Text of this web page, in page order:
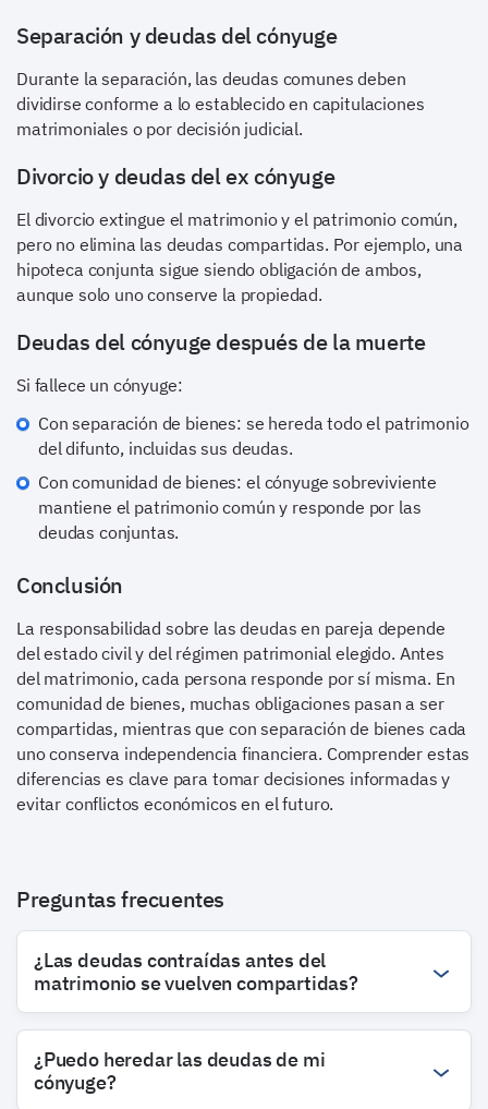
Separación y deudas del cónyuge
Durante la separación, las deudas comunes deben
dividirse conforme a lo establecido en capitulaciones
matrimoniales o por decisión judicial.
Divorcio y deudas del ex cónyuge
El divorcio extingue el matrimonio y el patrimonio común,
pero no elimina las deudas compartidas. Por ejemplo, una
hipoteca conjunta sigue siendo obligación de ambos,
aunque solo uno conserve la propiedad.
Deudas del cónyuge después de la muerte
Si fallece un cónyuge:
Con separación de bienes: se hereda todo el patrimonio
del difunto, incluidas sus deudas.
Con comunidad de bienes: el cónyuge sobreviviente
mantiene el patrimonio común y responde por las
deudas conjuntas.
Conclusión
La responsabilidad sobre las deudas en pareja depende
del estado civil y del régimen patrimonial elegido. Antes
del matrimonio, cada persona responde por sí misma. En
comunidad de bienes, muchas obligaciones pasan a ser
compartidas, mientras que con separación de bienes cada
uno conserva independencia financiera. Comprender estas
diferencias es clave para tomar decisiones informadas y
evitar conflictos económicos en el futuro.
Preguntas frecuentes
¿Las deudas contraídas antes del
matrimonio se vuelven compartidas?
¿Puedo heredar las deudas de mi
cónyuge?